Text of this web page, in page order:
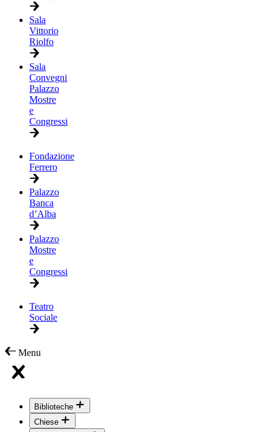
Sala
Vittorio
Riolfo
Sala
Convegni
Palazzo
Mostre
e
Congressi
Fondazione
Ferrero
Palazzo
Banca
d’Alba
Palazzo
Mostre
e
Congressi
Teatro
Sociale
Menu
Biblioteche
Chiese